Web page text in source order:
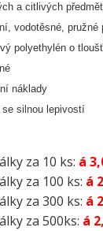
a citlivých
vodotěsné, pružné
polyethylén o
náklady
silnou lepivostí
za 10 ks: á
za 100 ks: á
za 300 ks: á
za 500ks: á